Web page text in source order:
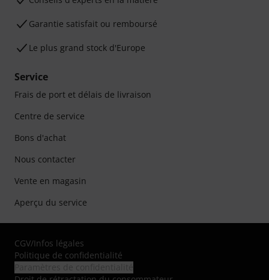
Garantie satisfait ou remboursé
Le plus grand stock d'Europe
Service
Frais de port et délais de livraison
Centre de service
Bons d'achat
Nous contacter
Vente en magasin
Aperçu du service
CGV/Infos légales
Politique de confidentialité